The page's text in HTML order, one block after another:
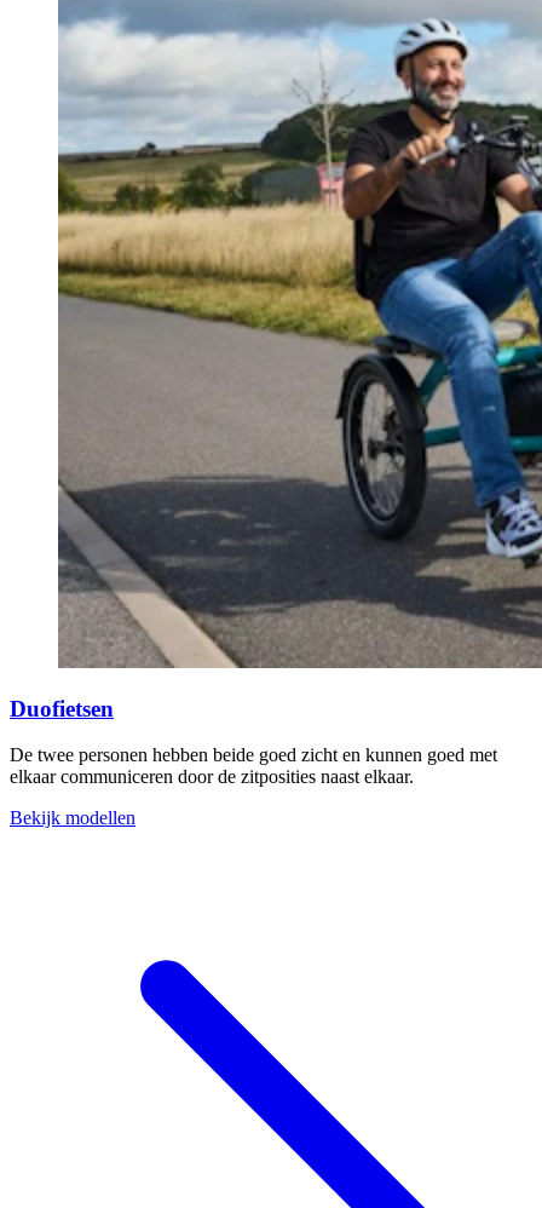
Duofietsen
De twee personen hebben beide goed zicht en kunnen goed met
elkaar communiceren door de zitposities naast elkaar.
Bekijk modellen